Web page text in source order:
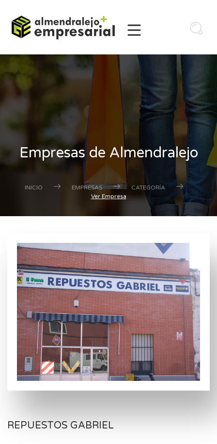
Empresas de Almendralejo
INICIO EMPRESAS
CATEGORÍA
Ver Empresa
REPUESTOS GABRIEL